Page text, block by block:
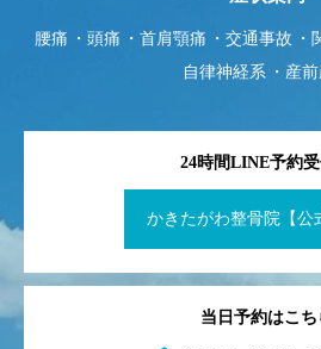
腰痛 頭痛 首肩顎痛 交通事故
自律神経系
産
24時間LINE予約
かきたがわ整骨院【公
当日予約はこち